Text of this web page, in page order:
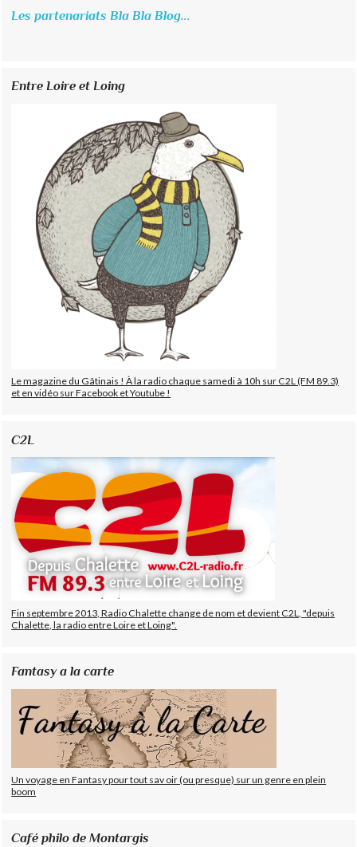
Les partenariats Bla Bla Blog...
Entre Loire et Loing
Le magazine du Gâtinais ! À la radio chaque samedi à 10h sur C2L (FM 89.3)
et en vidéo sur Facebook et Youtube !
C2L
Fin septembre 2013, Radio Chalette change de nom et devient C2L, "depuis
Chalette, la radio entre Loire et Loing".
Fantasy a la carte
Un voyage en Fantasy pour tout sav oir (ou presque) sur un genre en plein
boom
Café philo de Montargis